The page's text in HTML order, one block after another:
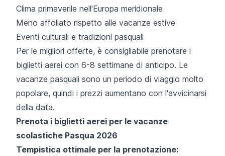
Clima primaverile nell'Europa meridionale
Meno affollato rispetto alle vacanze estive
Eventi culturali e tradizioni pasquali
Per le migliori offerte, è consigliabile prenotare i
biglietti aerei con 6-8 settimane di anticipo. Le
vacanze pasquali sono un periodo di viaggio molto
popolare, quindi i prezzi aumentano con l'avvicinarsi
della data.
Prenota i biglietti aerei per le vacanze
scolastiche Pasqua 2026
Tempistica ottimale per la prenotazione: